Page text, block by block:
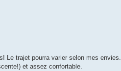
Le trajet pourra varier selon mes envies.
et assez confortable.